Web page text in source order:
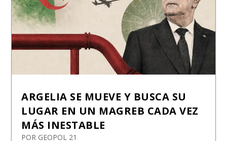
ARGELIA SE MUEVE Y BUSCA SU
LUGAR EN UN MAGREB CADA VEZ
MÁS INESTABLE
POR GEOPOL 21